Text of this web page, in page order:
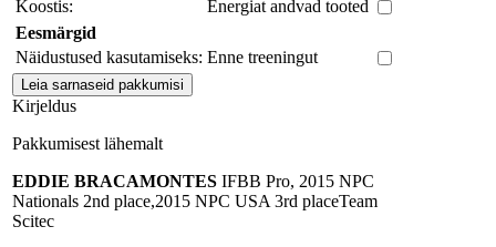
Koostis:
Energiat andvad tooted
Eesmärgid
Näidustused kasutamiseks: Enne treeningut
Kirjeldus
Pakkumisest lähemalt
EDDIE BRACAMONTES IFBB Pro, 2015 NPC
Nationals 2nd place,2015 NPC USA 3rd placeTeam
Scitec